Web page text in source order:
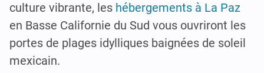
culture vibrante, les hébergements à La Paz
en Basse Californie du Sud vous ouvriront les
portes de plages idylliques baignées de soleil
mexicain.